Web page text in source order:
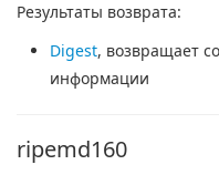
Результаты возврата:
Digest, возвращает
информации
ripemd160